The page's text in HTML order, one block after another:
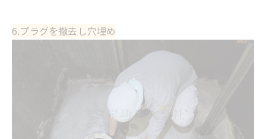
6.プラグを撤去し穴埋め